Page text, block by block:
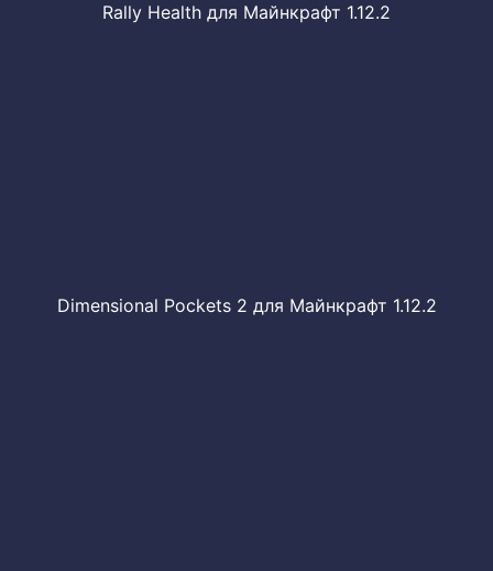
Rally Health для Майнкрафт 1.12.2
Dimensional Pockets 2 для Майнкрафт 1.12.2